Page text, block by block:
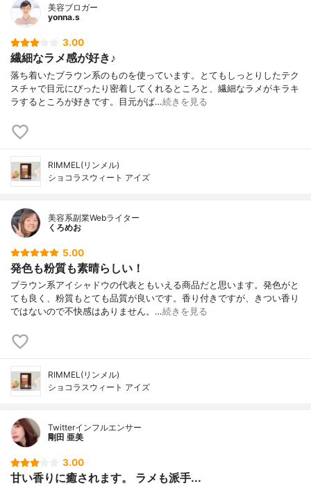
美容ブロガー
yonna.s
3.00
繊細なラメ感が好き♪
落ち着いたブラウン系のものを使っています。とてもしっとりしたテク
スチャで目元にぴったり密着してくれるところと、繊細なラメがキラキ
ラするところが好きです。目元がぱ…続きを見る
RIMMEL(リンメル)
ショコラスウィート アイズ
美容系副業Webライター
くろめお
5.00
発色も粉質も素晴らしい！
ブラウン系アイシャドウの代表ともいえる商品だと思います。発色がと
ても良く、粉質もとても品質が良いです。香り付きですが、きつい香り
ではないので不快感はありません。…続きを見る
RIMMEL(リンメル)
ショコラスウィート アイズ
Twitterインフルエンサー
剛田 亜美
3.00
甘い香りに癒されます。 ラメも派手...